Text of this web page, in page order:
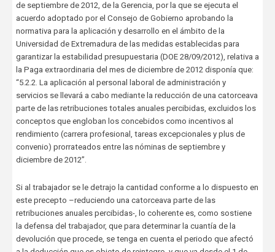
de septiembre de 2012, de la Gerencia, por la que se ejecuta el
acuerdo adoptado por el Consejo de Gobierno aprobando la
normativa para la aplicación y desarrollo en el ámbito de la
Universidad de Extremadura de las medidas establecidas para
garantizar la estabilidad presupuestaria (DOE 28/09/2012), relativa a
la Paga extraordinaria del mes de diciembre de 2012 disponía que:
“5.2.2. La aplicación al personal laboral de administración y
servicios se llevará a cabo mediante la reducción de una catorceava
parte de las retribuciones totales anuales percibidas, excluidos los
conceptos que engloban los concebidos como incentivos al
rendimiento (carrera profesional, tareas excepcionales y plus de
convenio) prorrateados entre las nóminas de septiembre y
diciembre de 2012”.
Si al trabajador se le detrajo la cantidad conforme a lo dispuesto en
este precepto –reduciendo una catorceava parte de las
retribuciones anuales percibidas-, lo coherente es, como sostiene
la defensa del trabajador, que para determinar la cuantía de la
devolución que procede, se tenga en cuenta el periodo que afectó